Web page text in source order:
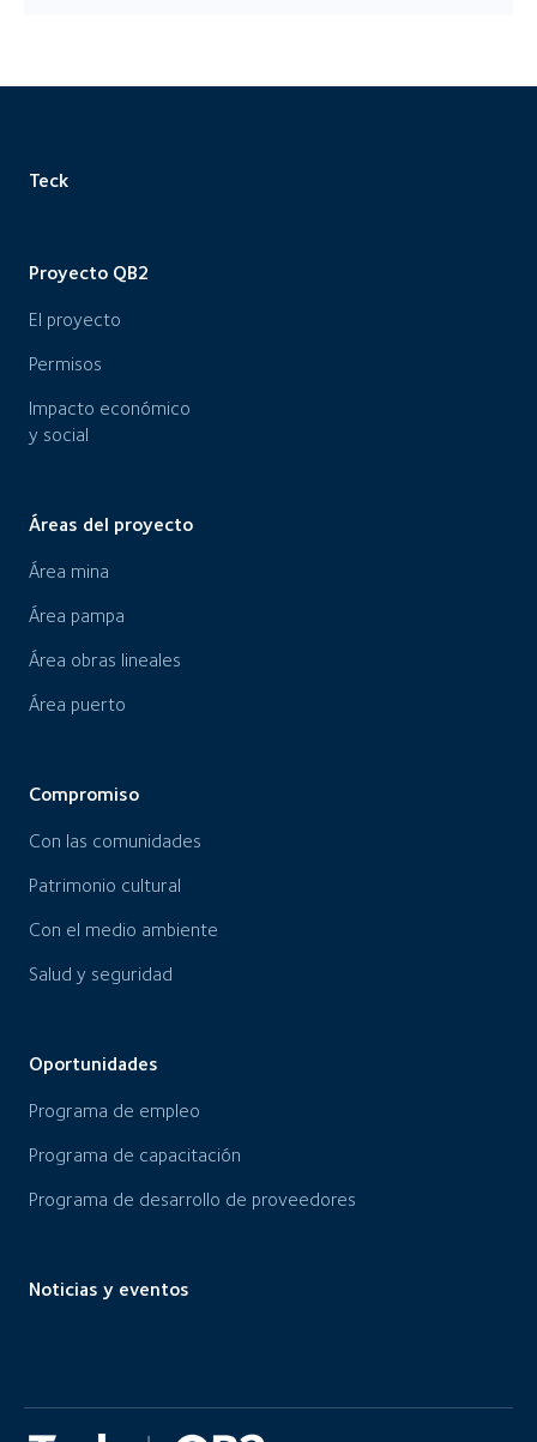
Teck
Proyecto QB2
El proyecto
Permisos
Impacto económico
y social
Áreas del proyecto
Área mina
Área pampa
Área obras lineales
Área puerto
Compromiso
Con las comunidades
Patrimonio cultural
Con el medio ambiente
Salud y seguridad
Oportunidades
Programa de empleo
Programa de capacitación
Programa de desarrollo de proveedores
Noticias y eventos